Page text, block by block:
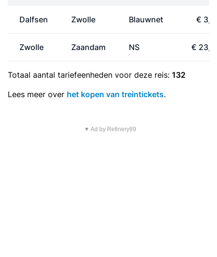
Dalfsen Zwolle Blauwnet €
Zwolle Zaandam NS €
Totaal aantal tariefeenheden voor deze reis: 132
Lees meer over het kopen van treintickets.
▼ Ad by Refinery89